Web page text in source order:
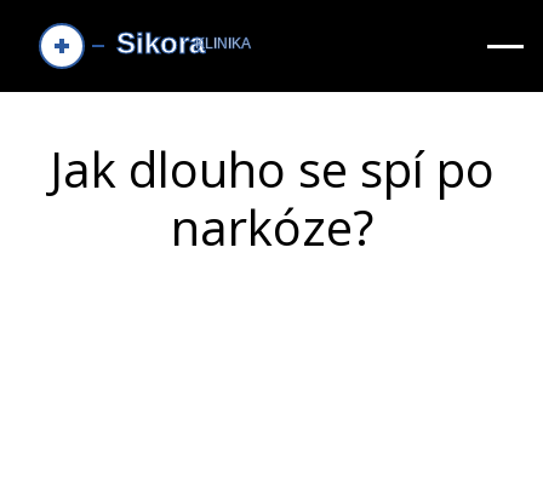
Jak dlouho se spí po
narkóze?